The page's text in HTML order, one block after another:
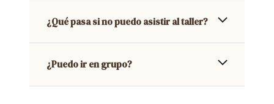
¿Qué pasa si no puedo asistir al taller?
¿Puedo ir en grupo?